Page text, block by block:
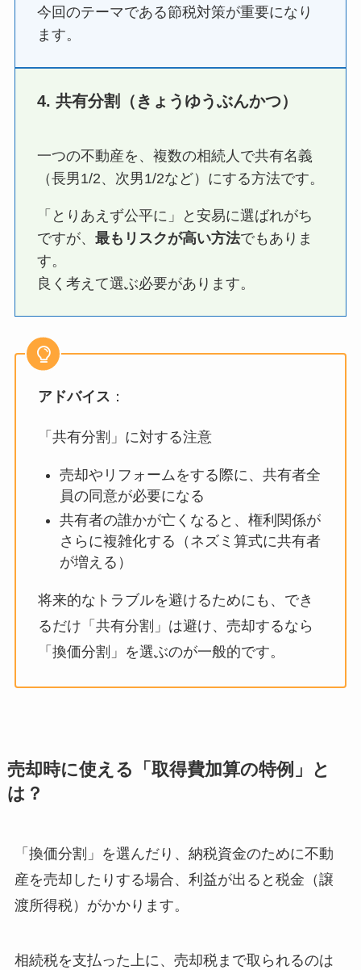
今回のテーマである節税対策が重要になり
ます。
4. 共有分割（きょうゆうぶんかつ）
一つの不動産を、複数の相続人で共有名義
（長男1/2、次男1/2など）にする方法です。
「とりあえず公平に」と安易に選ばれがち
ですが、 最もリスクが高い方法でもありま
す。
良く考えて選ぶ必要があります。
アドバイス ：
「共有分割」に対する注意
売却やリフォームをする際に、共有者全
員の同意が必要になる
共有者の誰かが亡くなると、権利関係が
さらに複雑化する（ネズミ算式に共有者
が増える）
将来的なトラブルを避けるためにも、でき
るだけ「共有分割」は避け、売却するなら
「換価分割」を選ぶのが一般的です。
売却時に使える「取得費加算の特例」と
は？
「換価分割」を選んだり、納税資金のために不動
産を売却したりする場合、利益が出ると税金（譲
渡所得税）がかかります。
相続税を支払った上に、売却税まで取られるのは